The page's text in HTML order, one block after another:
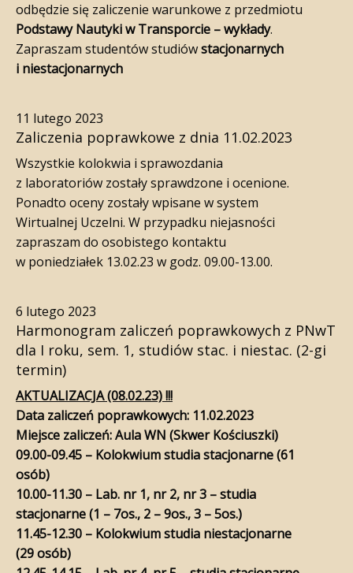
odbędzie się zaliczenie warunkowe z przedmiotu
Podstawy Nautyki w Transporcie – wykłady.
Zapraszam studentów studiówstacjonarnych
i niestacjonarnych
11 lutego 2023
Zaliczenia poprawkowe z dnia 11.02.2023
Wszystkie kolokwia i sprawozdania
z laboratoriów zostały sprawdzone i ocenione.
Ponadto oceny zostały wpisane w system
Wirtualnej Uczelni. W przypadku niejasności
zapraszam do osobistego kontaktu
w poniedziałek 13.02.23 w godz. 09.00-13.00.
6 lutego 2023
Harmonogram zaliczeń poprawkowych z PNwT
dla I roku, sem. 1, studiów stac. i niestac. (2-gi
termin)
AKTUALIZACJA (08.02.23) !!!
Data zaliczeń poprawkowych: 11.02.2023
Miejsce zaliczeń: Aula WN (Skwer Kościuszki)
09.00-09.45 – Kolokwium studia stacjonarne (61
osób)
10.00-11.30 – Lab. nr 1, nr 2, nr 3 – studia
stacjonarne (1 – 7os., 2 – 9os., 3 – 5os.)
11.45-12.30 – Kolokwium studia niestacjonarne
(29 osób)